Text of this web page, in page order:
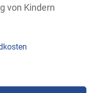
von Kindern